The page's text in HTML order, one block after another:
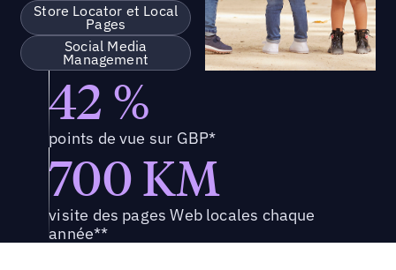
Store Locator et Local
Pages
Social Media
Management
42 %
points de vue sur GBP*
700 KM
visite des pages Web locales chaque
année**